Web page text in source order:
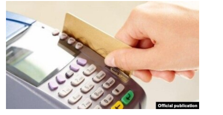
Озодлик бошқа тилларда